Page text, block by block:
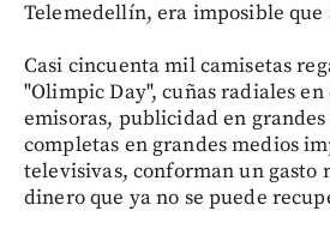
Telemedellín, era imposible que
Casi cincuenta mil camisetas
"Olimpic Day", cuñas radiales
emisoras, publicidad en
completas en grandes medios
televisivas, conforman un gasto
dinero que ya no se puede